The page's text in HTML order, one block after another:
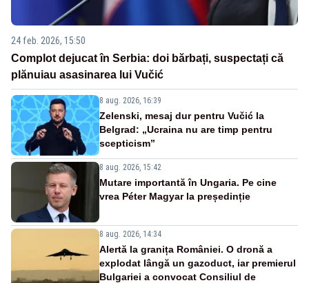
24 feb. 2026, 15:50
Complot dejucat în Serbia: doi bărbați, suspectați că
plănuiau asasinarea lui Vučić
8 aug. 2026, 16:39
Zelenski, mesaj dur pentru Vučić la
Belgrad: „Ucraina nu are timp pentru
scepticism”
8 aug. 2026, 15:42
Mutare importantă în Ungaria. Pe cine
vrea Péter Magyar la președinție
8 aug. 2026, 14:34
Alertă la granița României. O dronă a
explodat lângă un gazoduct, iar premierul
Bulgariei a convocat Consiliul de